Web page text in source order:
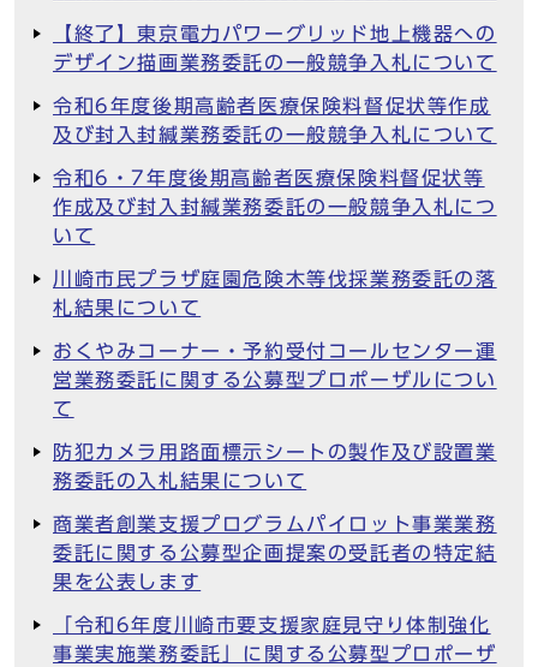
【終了】東京電力パワーグリッド地上機器への
デザイン描画業務委託の一般競争入札について
令和6年度後期高齢者医療保険料督促状等作成
及び封入封緘業務委託の一般競争入札について
令和6・7年度後期高齢者医療保険料督促状等
作成及び封入封緘業務委託の一般競争入札につ
いて
川崎市民プラザ庭園危険木等伐採業務委託の落
札結果について
おくやみコーナー・予約受付コールセンター運
営業務委託に関する公募型プロポーザルについ
て
防犯カメラ用路面標示シートの製作及び設置業
務委託の入札結果について
商業者創業支援プログラムパイロット事業業務
委託に関する公募型企画提案の受託者の特定結
果を公表します
「令和6年度川崎市要支援家庭見守り体制強化
事業実施業務委託」に関する公募型プロポーザ